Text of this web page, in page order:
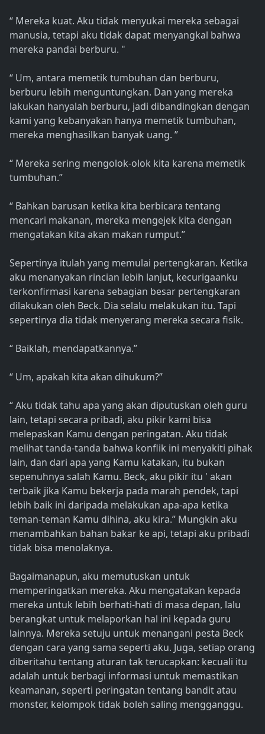
“ Mereka kuat. Aku tidak menyukai mereka sebagai
manusia, tetapi aku tidak dapat menyangkal bahwa
mereka pandai berburu. "
“ Um, antara memetik tumbuhan dan berburu,
berburu lebih menguntungkan. Dan yang mereka
lakukan hanyalah berburu, jadi dibandingkan dengan
kami yang kebanyakan hanya memetik tumbuhan,
mereka menghasilkan banyak uang. ”
“ Mereka sering mengolok-olok kita karena memetik
tumbuhan.”
“ Bahkan barusan ketika kita berbicara tentang
mencari makanan, mereka mengejek kita dengan
mengatakan kita akan makan rumput.”
Sepertinya itulah yang memulai pertengkaran. Ketika
aku menanyakan rincian lebih lanjut, kecurigaanku
terkonfirmasi karena sebagian besar pertengkaran
dilakukan oleh Beck. Dia selalu melakukan itu. Tapi
sepertinya dia tidak menyerang mereka secara fisik.
“ Baiklah, mendapatkannya.”
“ Um, apakah kita akan dihukum?”
“ Aku tidak tahu apa yang akan diputuskan oleh guru
lain, tetapi secara pribadi, aku pikir kami bisa
melepaskan Kamu dengan peringatan. Aku tidak
melihat tanda-tanda bahwa konflik ini menyakiti pihak
lain, dan dari apa yang Kamu katakan, itu bukan
sepenuhnya salah Kamu. Beck, aku pikir itu ' akan
terbaik jika Kamu bekerja pada marah pendek, tapi
lebih baik ini daripada melakukan apa-apa ketika
teman-teman Kamu dihina, aku kira.” Mungkin aku
menambahkan bahan bakar ke api, tetapi aku pribadi
tidak bisa menolaknya.
Bagaimanapun, aku memutuskan untuk
memperingatkan mereka. Aku mengatakan kepada
mereka untuk lebih berhati-hati di masa depan, lalu
berangkat untuk melaporkan hal ini kepada guru
lainnya. Mereka setuju untuk menangani pesta Beck
dengan cara yang sama seperti aku. Juga, setiap orang
diberitahu tentang aturan tak terucapkan: kecuali itu
adalah untuk berbagi informasi untuk memastikan
keamanan, seperti peringatan tentang bandit atau
monster, kelompok tidak boleh saling mengganggu.